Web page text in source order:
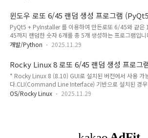
6/45&nbsp;&nbsp;&nbsp;&nbsp;Lotto 6/45 version
05-28 (Y-M-D) author : gangserver ..
윈도우 로또 6/45 랜덤 생성 프로그램
pyinstaller)
PyQt5 + PyInstaller 를 이용하여 만든로또 6/45와 같은
45까지 랜덤한 숫자 6개를 총 5개 생성하는 프로그램입니
스토리 첨부파일 20MB 용량 제한으로 인해 분할압축되었
(https://kr.bandisoft.com/bandizip/) 등으로
파일 압축해제하시면 lotto645.exe 실행파일이 만들어집
이 파일을 윈도우탐색기에서 실행하시면 됩니다. [ 실행
생성 ] 버튼 클릭 시 랜덤 번호 생성됩니다. * 웹으로 만든
6/45 랜덤 생성 프로그램은 아래 URL에 있습니다.이것은
개발/Python 2025.11.29
Rocky Linux 8 로또 6/45 랜덤 생성 프로그
(PyQt5 / pyinstaller)
* Rocky Linux 8 (8.10) GUI로 설치된 버전에서 사용 가
다.CLI(Command Line Interface) 기반으로 설치된 경우
합니다. PyQt5 + pyinstaller 를 이용하여 만든로또 6/45
실행하여 다운로드한 폴더로 이동 후아래와 같이 tar.gz 분
OS/Rocky Linux 2025.11.29